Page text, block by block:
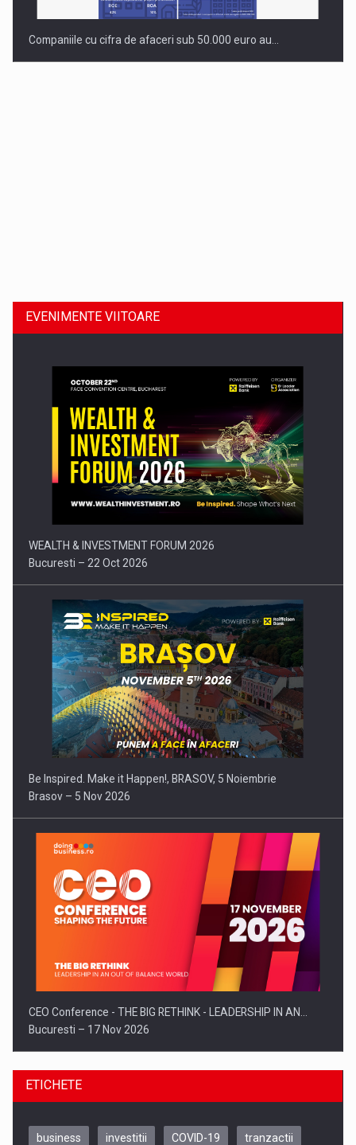
Companiile cu cifra de afaceri sub 50.000 euro au…
Comunicat de presa: Joburile part-time reincep sa intre pe…
EVENIMENTE VIITOARE
WEALTH & INVESTMENT FORUM 2026
Bucuresti – 22 Oct 2026
Be Inspired. Make it Happen!, BRASOV, 5 Noiembrie
Brasov – 5 Nov 2026
CEO Conference - THE BIG RETHINK - LEADERSHIP IN AN…
Bucuresti – 17 Nov 2026
ETICHETE
business investitii COVID-19 tranzactii